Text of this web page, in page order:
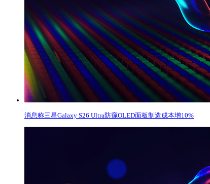
消息称三星Galaxy S26 Ultra防窥OLED面板制造成本增10%